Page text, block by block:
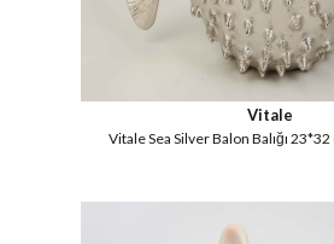
Vitale
Vitale Sea Silver Balon Balığı